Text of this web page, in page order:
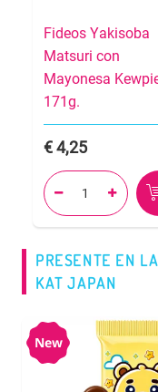
Fideos Yakisoba
Matsuri con
Mayonesa
171g.
4,25
 
PRESENTE EN
KAT JAPAN
New